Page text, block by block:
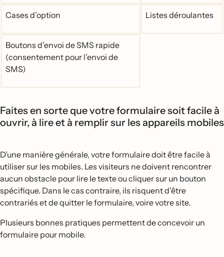
Cases d’option Listes déroulantes
Boutons d’envoi de SMS rapide
(consentement pour l’envoi de
SMS)
Faites en sorte que votre formulaire soit facile à
ouvrir, à lire et à remplir sur les appareils mobiles
D’une manière générale, votre formulaire doit être facile à
utiliser sur les mobiles. Les visiteurs ne doivent rencontrer
aucun obstacle pour lire le texte ou cliquer sur un bouton
spécifique. Dans le cas contraire, ils risquent d’être
contrariés et de quitter le formulaire, voire votre site.
Plusieurs bonnes pratiques permettent de concevoir un
formulaire pour mobile.